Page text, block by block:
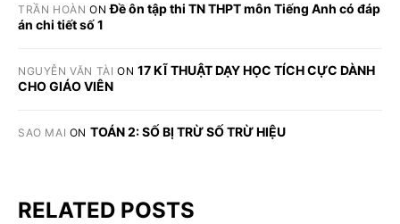
TRẦN HOÀN ONĐề ôn tập thi TN THPT môn Tiếng Anh có đáp
án chi tiết số 1
NGUYỄN VĂN TÀI ON 17 KĨ THUẬT DẠY HỌC TÍCH CỰC DÀNH
CHO GIÁO VIÊN
SAO MAI ON TOÁN 2: SỐ BỊ TRỪ SỐ TRỪ HIỆU
RELATED POSTS